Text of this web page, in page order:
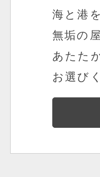
海と港
無垢の
あたた
お選び